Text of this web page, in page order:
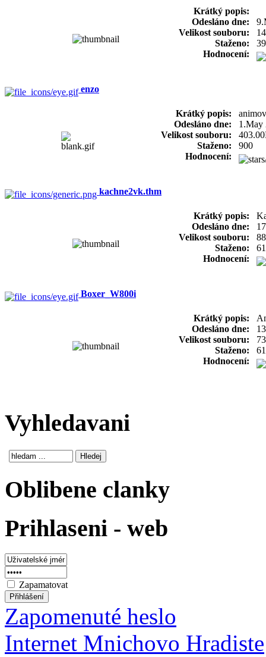
Krátký popis:
Odesláno dne:
Velikost souboru:
Staženo:
Hodnocení:
enzo
Krátký popis:
Odesláno dne:
1.May
Velikost souboru:
Staženo:
900
Hodnocení:
kachne2vk.thm
Krátký popis:
Odesláno dne:
Velikost souboru:
Staženo:
Hodnocení:
Boxer_W800i
Krátký popis:
Odesláno dne:
Velikost souboru:
Staženo:
Hodnocení:
Vyhledavani
Oblibene clanky
Prihlaseni - web
Zapamatovat
Zapomenuté heslo
Internet Mnichovo Hradiste